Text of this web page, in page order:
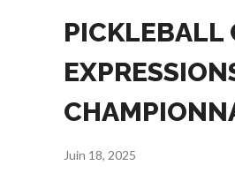
Canada
Fondation et
alignements
Semaine de
des bénévoles
Nouvelles
PICKLEBALL
Juin 18, 2025